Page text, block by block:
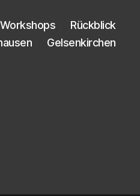
Work­shops
Rück­blick
Gel­sen­kir­chen